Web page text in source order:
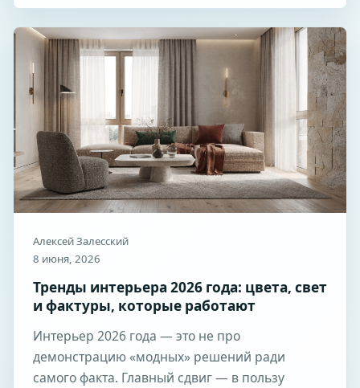
Алексей Залесский
8 июня, 2026
Тренды интерьера 2026 года: цвета, свет
и фактуры, которые работают
Интерьер 2026 года — это не про
демонстрацию «модных» решений ради
самого факта. Главный сдвиг — в пользу